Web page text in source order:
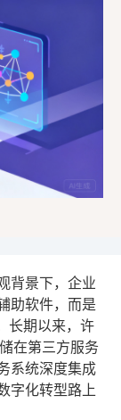
背景下，企业
助软件，而是
长期以来，许
在第三方服务
系统深度集成
字化转型路上